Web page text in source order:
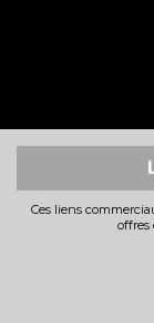
Ces liens
offres